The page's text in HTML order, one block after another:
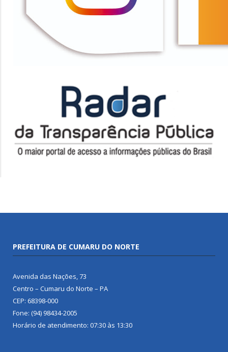
PREFEITURA DE CUMARU DO NORTE
Avenida das Nações, 73
Centro – Cumaru do Norte – PA
CEP: 68398-000
Fone: (94) 98434-2005
Horário de atendimento: 07:30 às 13:30